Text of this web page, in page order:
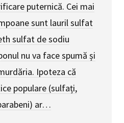
puternică. Cei mai
sunt lauril sulfat
sulfat de sodiu
nu va face spumă și
Ipoteza că
populare (sulfați,
ar…